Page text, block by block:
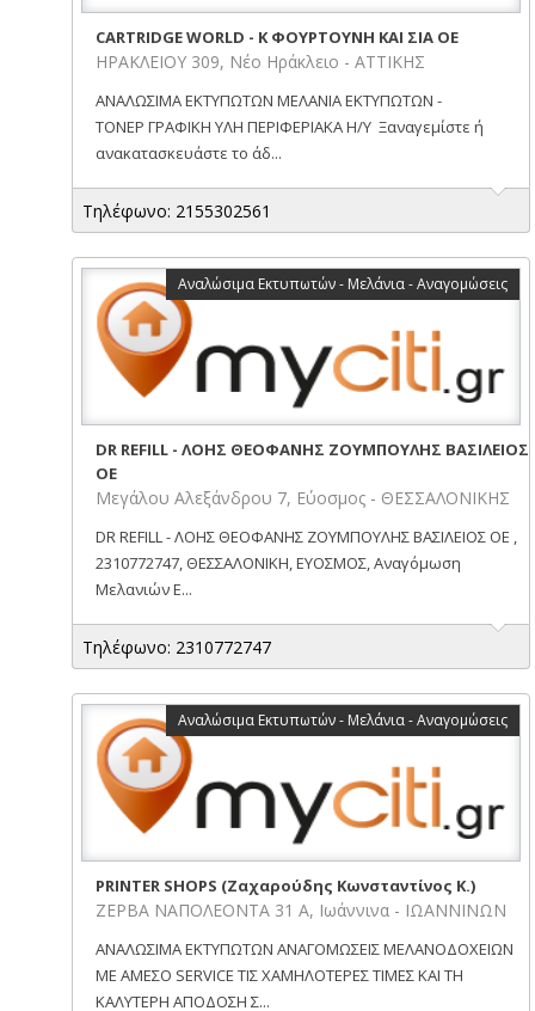
CARTRIDGE WORLD - Κ ΦΟΥΡΤΟΥΝΗ ΚΑΙ ΣΙΑ ΟΕ
ΗΡΑΚΛΕΙΟΥ 309, Νέο Ηράκλειο - ΑΤΤΙΚΗΣ
ΑΝΑΛΩΣΙΜΑ ΕΚΤΥΠΩΤΩΝ ΜΕΛΑΝΙΑ ΕΚΤΥΠΩΤΩΝ -
ΤΟΝΕΡ ΓΡΑΦΙΚΗ ΥΛΗ ΠΕΡΙΦΕΡΙΑΚΑ Η/Υ Ξαναγεμίστε ή
ανακατασκευάστε το άδ...
Τηλέφωνο: 2155302561
Αναλώσιμα Εκτυπωτών - Μελάνια - Αναγομώσεις
DR REFILL - ΛΟΗΣ ΘΕΟΦΑΝΗΣ ΖΟΥΜΠΟΥΛΗΣ ΒΑΣΙΛΕΙΟΣ
ΟΕ
Μεγάλου Αλεξάνδρου 7, Εύοσμος - ΘΕΣΣΑΛΟΝΙΚΗΣ
DR REFILL - ΛΟΗΣ ΘΕΟΦΑΝΗΣ ΖΟΥΜΠΟΥΛΗΣ ΒΑΣΙΛΕΙΟΣ ΟΕ ,
2310772747, ΘΕΣΣΑΛΟΝΙΚΗ, ΕΥΟΣΜΟΣ, Αναγόμωση
Μελανιών Ε...
Τηλέφωνο: 2310772747
Αναλώσιμα Εκτυπωτών - Μελάνια - Αναγομώσεις
PRINTER SHOPS (Ζαχαρούδης Κωνσταντίνος Κ.)
ΖΕΡΒΑ ΝΑΠΟΛΕΟΝΤΑ 31 Α, Ιωάννινα - ΙΩΑΝΝΙΝΩΝ
ΑΝΑΛΩΣΙΜΑ ΕΚΤΥΠΩΤΩΝ ΑΝΑΓΟΜΩΣΕΙΣ ΜΕΛΑΝΟΔΟΧΕΙΩΝ
ΜΕ ΑΜΕΣΟ SERVICE ΤΙΣ ΧΑΜΗΛΟΤΕΡΕΣ ΤΙΜΕΣ ΚΑΙ ΤΗ
ΚΑΛΥΤΕΡΗ ΑΠΟΔΟΣΗ Σ...